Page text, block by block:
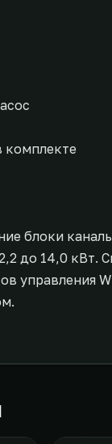
комплекте
блоки
до 14,0 кВт.
управления